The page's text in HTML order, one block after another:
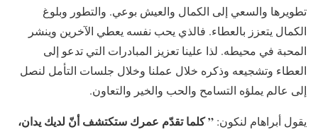
تطويرها والسعي إلى الكمال والعيش بوعي. والتطور وبلوغ
الكمال يتعزز بالعطاء. فالذي يحب نفسه يعطي الآخرين وينشر
المحبة في محيطه. لذا علينا تعزيز المبادرات التي تدعو إلى
العطاء وتشجيعه وذكره خلال عملنا وخلال جلسات التأمل لنصل
إلى عالم يملؤه التسامح والحب والخير والتعاون.
يقول أبراهام لنكون:
”كلما تقدّم عمرك ستكتشف أنّ لديك يدان،